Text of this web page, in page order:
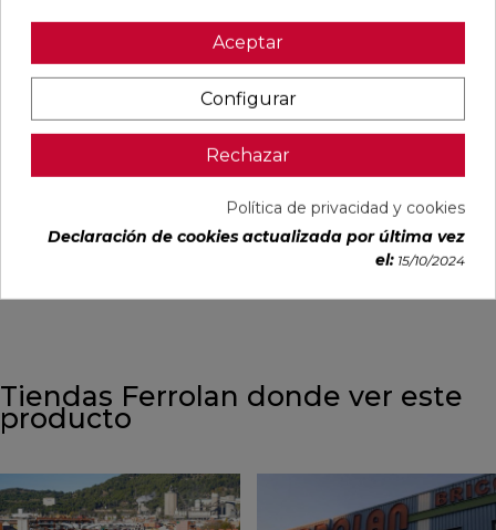
ALLISON
33,3X90
RECTIFICADO
Ref:
Alaplana
PVP
/m²
(IVA
VER MÁS
PULIDO
RECTIFICADO
Ref:
Geotiles
PVP
/m²
(IVA
VER MÁS
PULIDO
30X60
RECTIFICADO
Ref:
77485414
Geotiles
PVP
35,15 €
/m²
(IVA
VER MÁS
BLANCO
RECTIFICADO
Ref:
TAU
PVP
/m²
(IVA
VER MÁS
Tiendas Ferrolan donde ver este
producto
Aceptar
Configurar
Rechazar
Política de privacidad y cookies
Declaración de cookies actualizada por última vez
el: 15/10/2024